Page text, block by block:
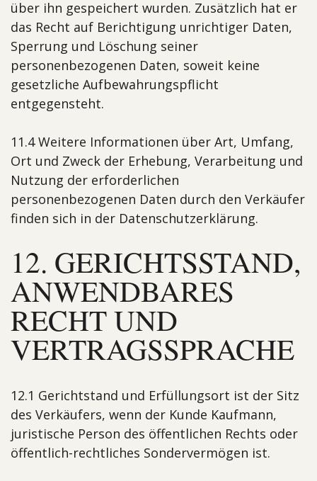
über ihn gespeichert wurden. Zusätzlich hat er
das Recht auf Berichtigung unrichtiger Daten,
Sperrung und Löschung seiner
personenbezogenen Daten, soweit keine
gesetzliche Aufbewahrungspflicht
entgegensteht.
11.4 Weitere Informationen über Art, Umfang,
Ort und Zweck der Erhebung, Verarbeitung und
Nutzung der erforderlichen
personenbezogenen Daten durch den Verkäufer
finden sich in der Datenschutzerklärung.
12. GERICHTSSTAND,
ANWENDBARES
RECHT UND
VERTRAGS­SPRACHE
12.1 Gerichtstand und Erfüllungsort ist der Sitz
des Verkäufers, wenn der Kunde Kaufmann,
juristische Person des öffentlichen Rechts oder
öffentlich-rechtliches Sondervermögen ist.